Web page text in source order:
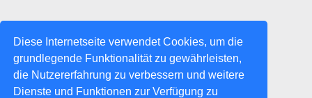
Diese Internetseite verwendet Cookies, um die
grundlegende Funktionalität zu gewährleisten,
die Nutzererfahrung zu verbessern und weitere
Dienste und Funktionen zur Verfügung zu